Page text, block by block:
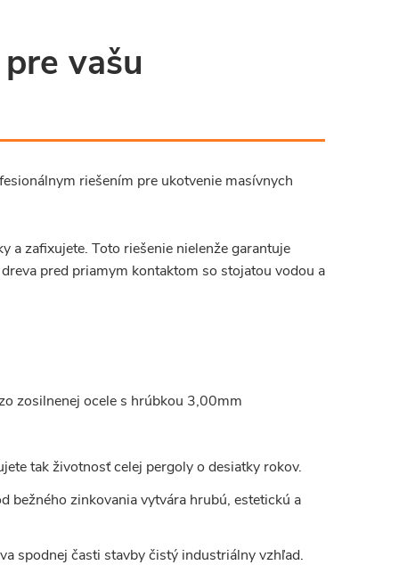
vašu
riešením pre ukotvenie masívnych
a zafixujete. Toto riešenie nielenže garantuje
pred priamym kontaktom so stojatou vodou a
zosilnenej ocele s hrúbkou 3,00mm
tak životnosť celej pergoly o desiatky rokov.
bežného zinkovania vytvára hrubú, estetickú a
spodnej časti stavby čistý industriálny vzhľad.